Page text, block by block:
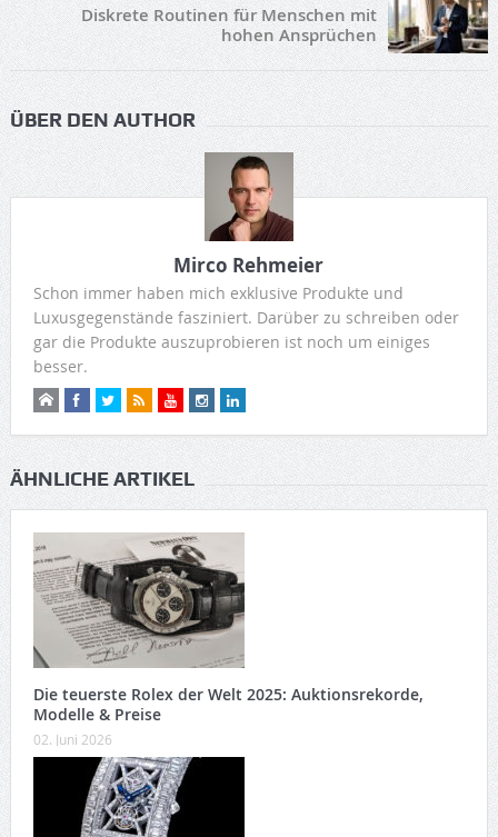
Diskrete Routinen für Menschen mit
hohen Ansprüchen
ÜBER DEN AUTHOR
Mirco Rehmeier
Schon immer haben mich exklusive Produkte und
Luxusgegenstände fasziniert. Darüber zu schreiben oder
gar die Produkte auszuprobieren ist noch um einiges
besser.
ÄHNLICHE ARTIKEL
Die teuerste Rolex der Welt 2025: Auktionsrekorde,
Modelle & Preise
02. Juni 2026